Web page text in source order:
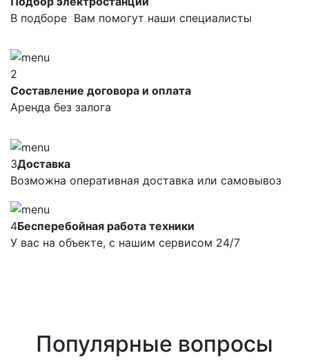
В подборе Вам помогут наши специалисты
2
Составление договора и оплата
Аренда без залога
3Доставка
Возможна оперативная доставка или самовывоз
4Бесперебойная работа техники
У вас на объекте, с нашим сервисом 24/7
Популярные вопросы